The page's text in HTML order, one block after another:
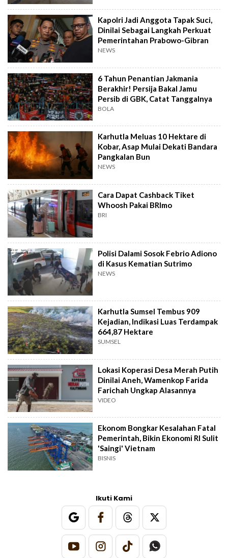
Kapolri Jadi Anggota Tapak Suci,
Dinilai Sebagai Langkah Perkuat
Pemerintahan Prabowo-Gibran
NEWS
6 Tahun Penantian Jakmania
Berakhir! Persija Bakal Jamu
Persib di GBK, Catat Tanggalnya
BOLA
Karhutla Meluas 10 Hektare di
Kobar, Asap Mulai Dekati Bandara
Pangkalan Bun
NEWS
Cara Dapat Cashback Tiket
Whoosh Pakai BRImo
BRI
Polisi Dalami Sosok Febrio Adiono
di Kasus Kematian Sutrimo
NEWS
Karhutla Sumsel Tembus 909
Kejadian, Indikasi Luas Terdampak
664,87 Hektare
SUMSEL
Lokasi Koperasi Desa Merah Putih
Dinilai Aneh, Wamenkop Farida
Farichah Ungkap Alasannya
VIDEO
Ekonom Bongkar Kesalahan Fatal
Pemerintah, Bikin Ekonomi RI Sulit
'Saingi' Vietnam
BISNIS
Ikuti Kami